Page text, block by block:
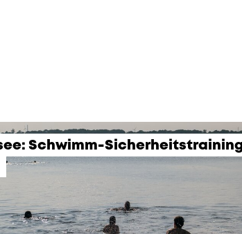
Schwimm-